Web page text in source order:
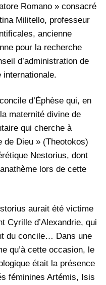
Romano » consacré
Militello, professeur
ancienne
pour la recherche
d’administration de
internationale.
d’Éphèse qui, en
maternité divine de
qui cherche à
de Dieu » (Theotokos)
Nestorius, dont
lors de cette
aurait été victime
Cyrille d’Alexandrie, qui
du concile… Dans une
qu’à cette occasion, le
était la présence
féminines Artémis, Isis